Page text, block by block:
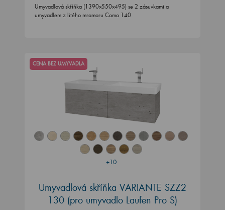
Umyvadlová skříňka (1390x550x495) se 2 zásuvkami a
umyvadlem z litého mramoru Como 140
+10
CENA BEZ UMYVADLA
Umyvadlová skříňka VARIANTE SZZ2
130 (pro umyvadlo Laufen Pro S)